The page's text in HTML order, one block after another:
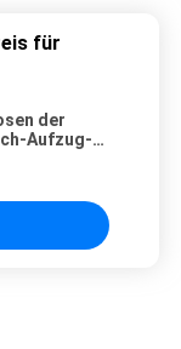
für
der
Aufzug-